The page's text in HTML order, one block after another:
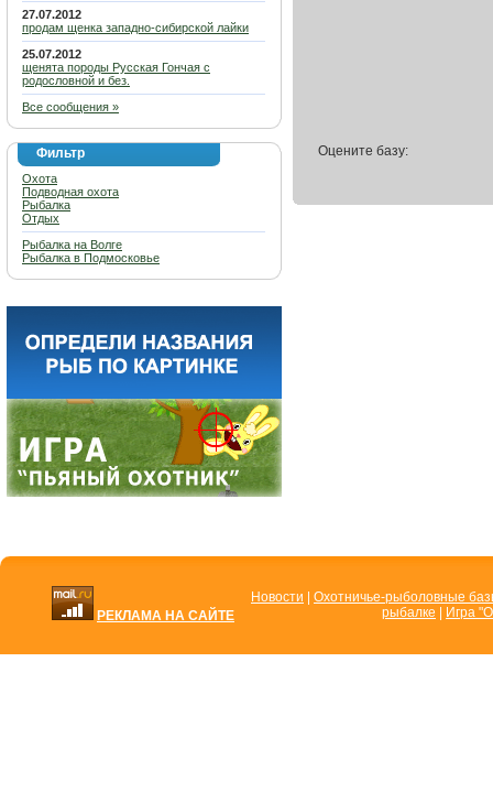
27.07.2012
продам щенка западно-сибирской лайки
25.07.2012
щенята породы Русская Гончая с
родословной и без.
Все сообщения »
Фильтр
Охота
Подводная охота
Рыбалка
Отдых
Рыбалка на Волге
Рыбалка в Подмосковье
Оцените базу:
РЕКЛАМА НА САЙТЕ
Новости
Охотничье-рыболовные
рыбалке
Игра